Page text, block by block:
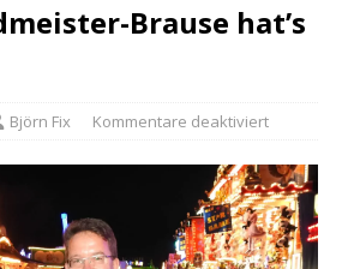
Brause hat’s
Björn Fix Kommentare deaktiviert